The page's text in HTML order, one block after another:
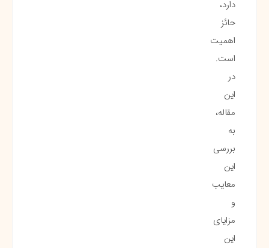
دارد،
حائز
اهمیت
است.
در
این
مقاله،
به
بررسی
این
معایب
و
مزایای
این